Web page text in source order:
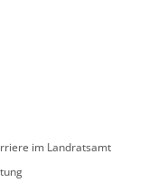
im Landratsamt